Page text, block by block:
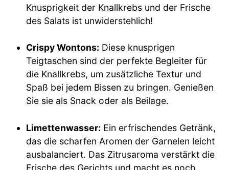
Knusprigkeit der Knallkrebs und der Frische
des Salats ist unwiderstehlich!
Crispy Wontons: Diese knusprigen
Teigtaschen sind der perfekte Begleiter für
die Knallkrebs, um zusätzliche Textur und
Spaß bei jedem Bissen zu bringen. Genießen
Sie sie als Snack oder als Beilage.
Limettenwasser: Ein erfrischendes Getränk,
das die scharfen Aromen der Garnelen leicht
ausbalanciert. Das Zitrusaroma verstärkt die
Frische des Gerichts und macht es noch